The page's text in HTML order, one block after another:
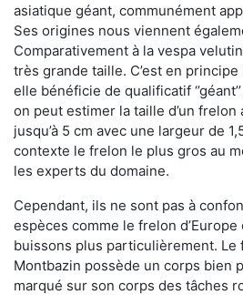
asiatique géant, communément
Ses origines nous viennent
Comparativement à la vespa
très grande taille. C’est en
elle bénéficie de qualificatif
on peut estimer la taille d’un
jusqu’à 5 cm avec une largeur de
contexte le frelon le plus gros au
les experts du domaine.
Cependant, ils ne sont pas à
espèces comme le frelon
buissons plus particulièrement. Le
Montbazin possède un corps bien
marqué sur son corps des tâches